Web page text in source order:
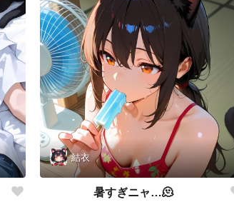
結衣
暑すぎニャ…🫠